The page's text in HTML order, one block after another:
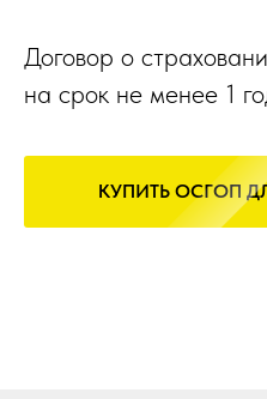
Договор о
на срок не менее 1
КУПИТЬ ОСГОП